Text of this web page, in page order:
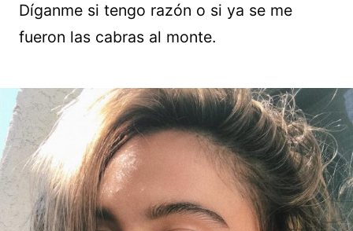
Díganme si tengo razón o si ya se me
fueron las cabras al monte.